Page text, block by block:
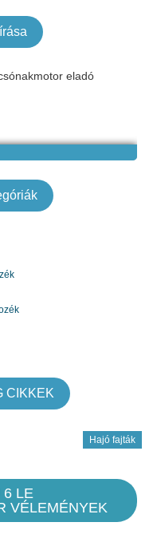
eladó
CIKKEK
Hajó fajták
6 LE
VÉLEMÉNYEK